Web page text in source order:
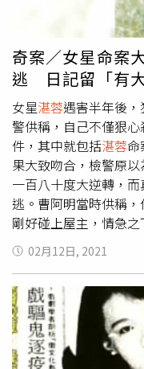
了上述跡證，同時也
得突破，反而漸漸消
際，台北市內湖區發生
逮後坦承犯案，甚至
他做的，相關說法再
奇案／女星命案
逃 日記留「有
女星湛蓉遇害半年後
警供稱，自己不僅狠
件，其中就包括湛蓉命
果大致吻合，檢警原
一百八十度大逆轉，
逃。曹阿明當時供稱
剛好碰上屋主，情急
念加以性侵，並得手
被害人指認，乾脆一不
點燃易燃物毀屍滅跡
到2名清潔隊員。取得
問話，對方也指認確實
身上的體液相符，一切
曹阿明被判處死刑後，
02月12日, 2021